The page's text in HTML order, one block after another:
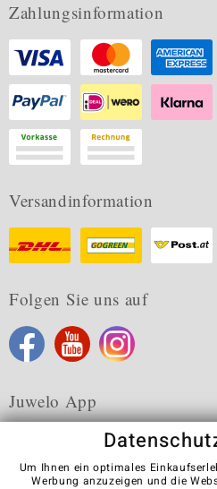
Zahlungsinformation
Versandinformation
Folgen Sie uns auf
Juwelo App
Um Ihnen ein optimales
Werbung anzuzeigen und die